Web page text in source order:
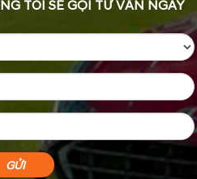
TÔI SẼ GỌI TƯ VẤN NGAY